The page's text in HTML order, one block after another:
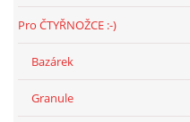
Pro ČTYŘNOŽCE :-)
Bazárek
Granule